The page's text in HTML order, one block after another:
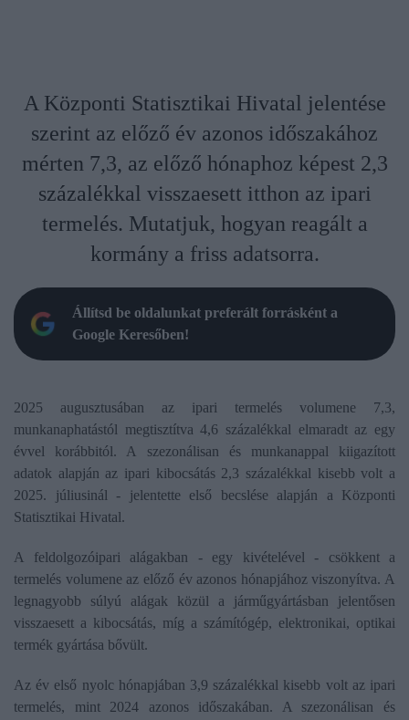
A Központi Statisztikai Hivatal jelentése
szerint az előző év azonos időszakához
mérten 7,3, az előző hónaphoz képest 2,3
százalékkal visszaesett itthon az ipari
termelés. Mutatjuk, hogyan reagált a
kormány a friss adatsorra.
Állítsd be oldalunkat preferált forrásként a
Google Keresőben!
2025 augusztusában az ipari termelés volumene 7,3,
munkanaphatástól megtisztítva 4,6 százalékkal elmaradt az egy
évvel korábbitól. A szezonálisan és munkanappal kiigazított
adatok alapján az ipari kibocsátás 2,3 százalékkal kisebb volt a
2025. júliusinál - jelentette első becslése alapján a Központi
Statisztikai Hivatal.
A feldolgozóipari alágakban - egy kivételével - csökkent a
termelés volumene az előző év azonos hónapjához viszonyítva. A
legnagyobb súlyú alágak közül a járműgyártásban jelentősen
visszaesett a kibocsátás, míg a számítógép, elektronikai, optikai
termék gyártása bővült.
Az év első nyolc hónapjában 3,9 százalékkal kisebb volt az ipari
termelés, mint 2024 azonos időszakában. A szezonálisan és